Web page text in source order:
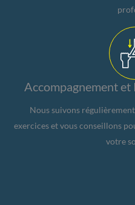
Accompagnement
Nous suivons
exercices et vous conseillons
votre